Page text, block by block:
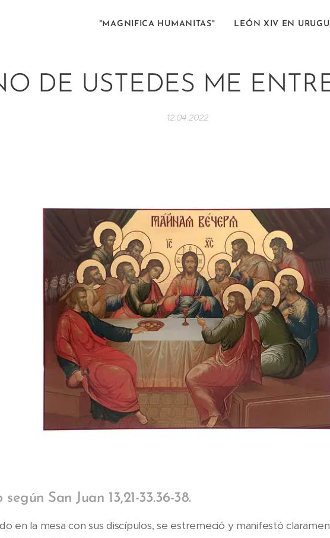
"MAGNIFICA HUMANITAS" LEÓN XIV EN
DE USTEDES ME
12.04.2022
San Juan 13,21-33.36-38.
en la mesa con sus discípulos, se estremeció y manifestó